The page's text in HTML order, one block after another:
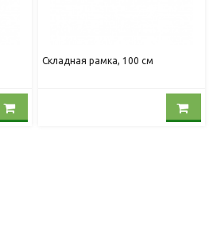
Складная рамка, 100 см